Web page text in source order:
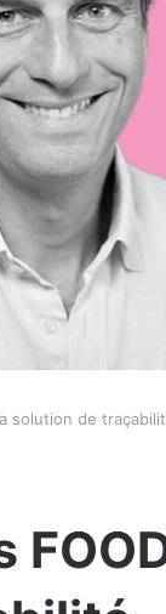
solution de